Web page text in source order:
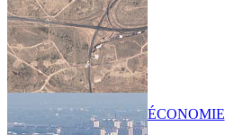
ÉCONOMIE